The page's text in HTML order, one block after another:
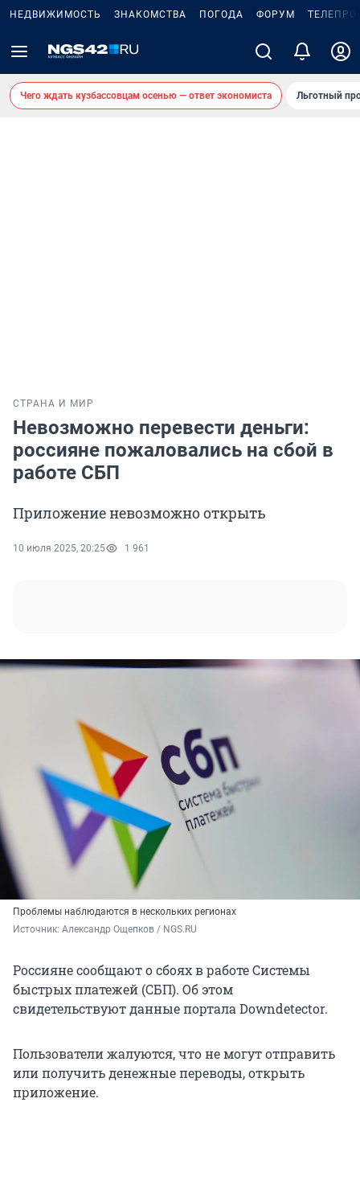
НЕДВИЖИМОСТЬ ЗНАКОМСТВА ПОГОДА ФОРУМ
Чего ждать кузбассовцам осенью — ответ экономиста Льготный
СТРАНА И МИР
Невозможно перевести деньги:
россияне пожаловались на сбой в
работе СБП
Приложение невозможно открыть
10 июля 2025, 20:25 1 961
Проблемы наблюдаются в нескольких регионах
Источник: Александр Ощепков / NGS.RU
Россияне сообщают о сбоях в работе Системы
быстрых платежей (СБП). Об этом
свидетельствуют данные портала Downdetector.
Пользователи жалуются, что не могут отправить
или получить денежные переводы, открыть
приложение.